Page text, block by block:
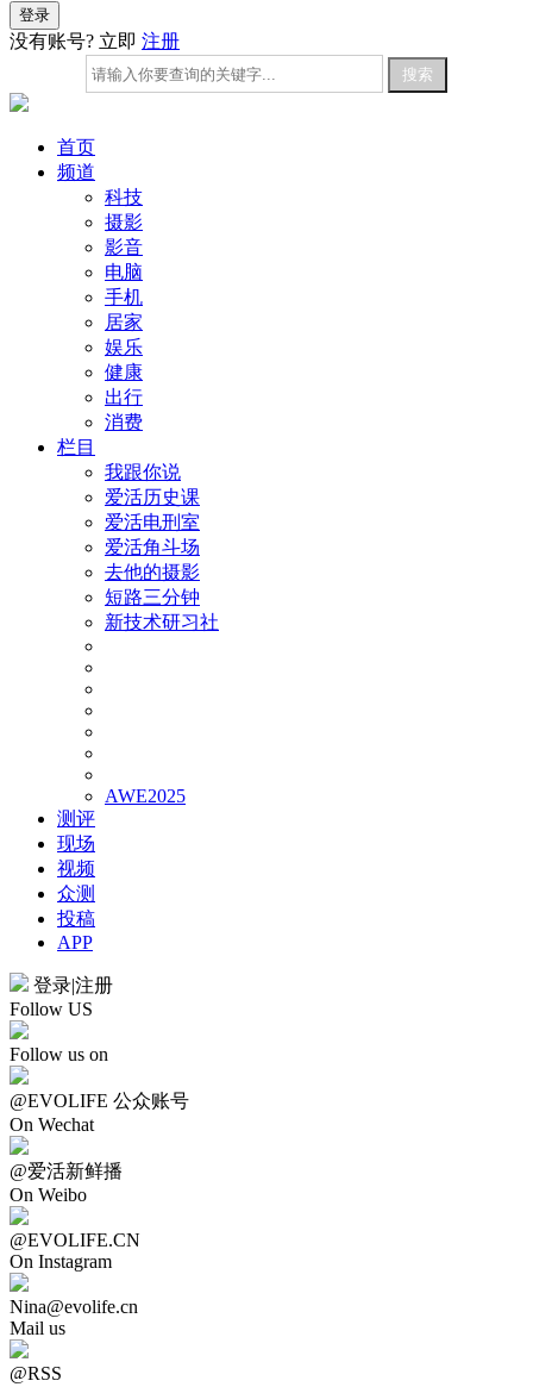
没有账号? 立即 注册
首页
频道
科技
摄影
影音
电脑
手机
居家
娱乐
健康
出行
消费
栏目
我跟你说
爱活历史课
爱活电刑室
爱活角斗场
去他的摄影
短路三分钟
新技术研习社
AWE2025
测评
现场
视频
众测
投稿
APP
登录|注册
Follow US
Follow us on
@EVOLIFE 公众账号
On Wechat
@爱活新鲜播
On Weibo
@EVOLIFE.CN
On Instagram
Nina@evolife.cn
Mail us
@RSS